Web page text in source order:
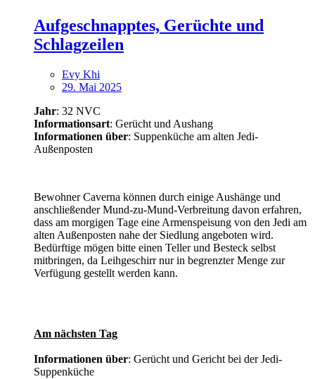
Aufgeschnapptes, Gerüchte und
Schlagzeilen
Evy Khi
29. Mai 2025
Jahr: 32 NVC
Informationsart: Gerücht und Aushang
Informationen über: Suppenküche am alten Jedi-
Außenposten
Bewohner Caverna können durch einige Aushänge und
anschließender Mund-zu-Mund-Verbreitung davon erfahren,
dass am morgigen Tage eine Armenspeisung von den Jedi am
alten Außenposten nahe der Siedlung angeboten wird.
Bedürftige mögen bitte einen Teller und Besteck selbst
mitbringen, da Leihgeschirr nur in begrenzter Menge zur
Verfügung gestellt werden kann.
Am nächsten Tag
Informationen über: Gerücht und Gericht bei der Jedi-
Suppenküche